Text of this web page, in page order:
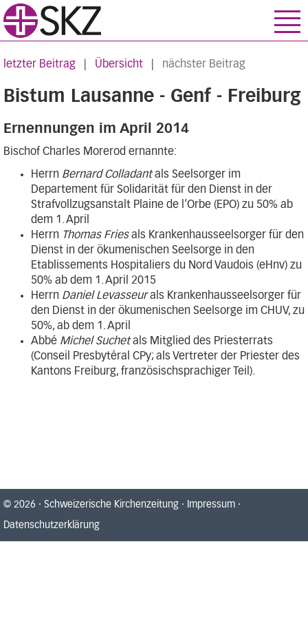
letzter Beitrag Übersicht nächster Beitrag
Bistum Lausanne - Genf - Freiburg
Ernennungen im April 2014
Bischof Charles Morerod ernannte:
Herrn Bernard Colladantals Seelsorger im
Departement für Solidarität für den Dienst in der
Strafvollzugsanstalt Plaine de l’Orbe (EPO) zu 50% ab
dem 1. April
Herrn Thomas Friesals Krankenhausseelsorger für den
Dienst in der ökumenischen Seelsorge in den
Etablissements Hospitaliers du Nord Vaudois (eHnv) zu
50% ab dem 1. April 2015
Herrn Daniel Levasseurals Krankenhausseelsorger für
den Dienst in der ökumenischen Seelsorge im CHUV, zu
50%, ab dem 1. April
Abbé Michel Suchetals Mitglied des Priesterrats
(Conseil Presbytéral CPy; als Vertreter der Priester des
Kantons Freiburg, französischsprachiger Teil).
© 2026 · Schweizerische Kirchenzeitung · Impressum ·
Datenschutzerklärung